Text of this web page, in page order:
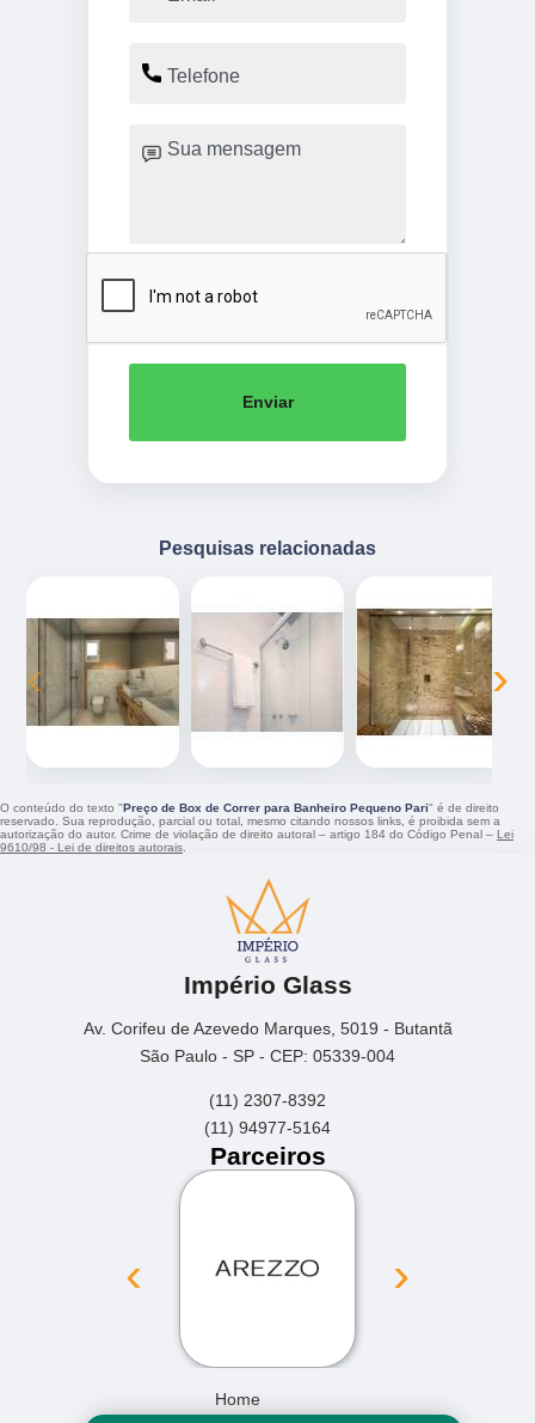
Enviar
Pesquisas relacionadas
‹ ›
O conteúdo do texto "Preço de Box de Correr para Banheiro Pequeno Pari" é de direito
reservado. Sua reprodução, parcial ou total, mesmo citando nossos links, é proibida sem a
autorização do autor. Crime de violação de direito autoral – artigo 184 do Código Penal – Lei
9610/98 - Lei de direitos autorais
Império Glass
Av. Corifeu de Azevedo Marques, 5019 - Butantã
São Paulo - SP - CEP: 05339-004
(11) 2307-8392
(11) 94977-5164
Parceiros
‹ ›
Home